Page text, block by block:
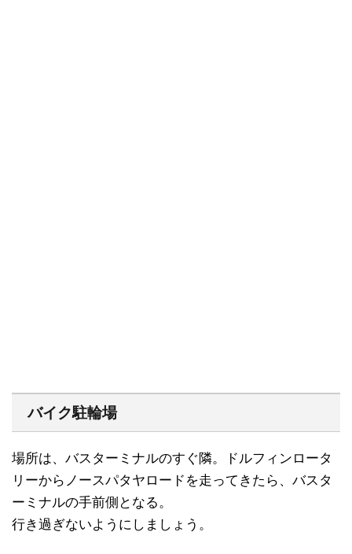
バイク駐輪場
場所は、バスターミナルのすぐ隣。ドルフィンロータ
リーからノースパタヤロードを走ってきたら、バスタ
ーミナルの手前側となる。
行き過ぎないようにしましょう。